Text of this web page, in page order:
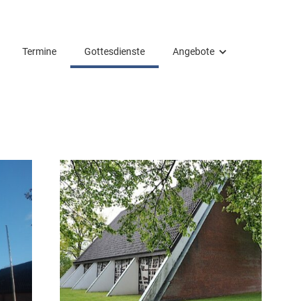
Termine Gottesdienste Angebote
Jugend & junge Erwachsene
Musik